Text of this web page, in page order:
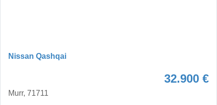
Nissan Qashqai
32.900 €
Murr, 71711